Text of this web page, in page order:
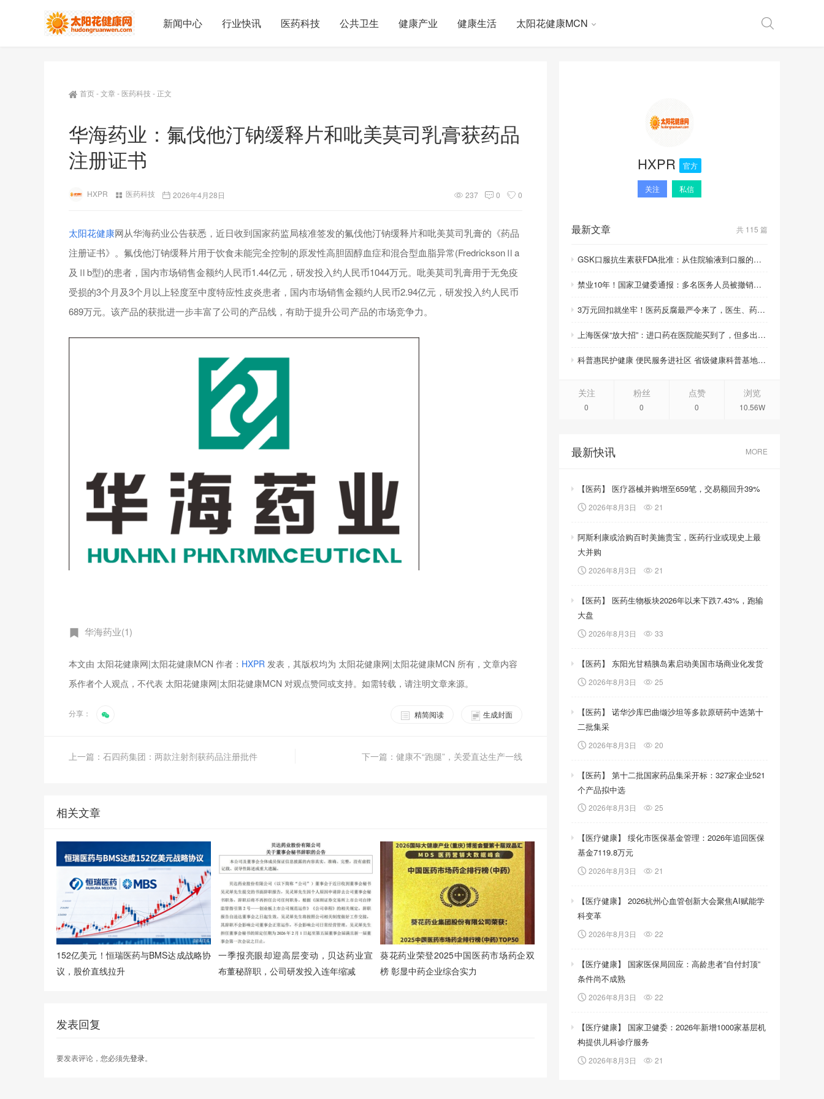
新闻中心 行业快讯 医药科技 公共卫生 健康产业 健康生活 太阳花健康MCN
首页-文章-医药科技 - 正文
华海药业：氟伐他汀钠缓释片和吡美莫司乳膏获药品
注册证书
HXPR 医药科技 2026年4月28日 237 0 0
太阳花健康网从华海药业公告获悉，近日收到国家药监局核准签发的氟伐他汀钠缓释片和吡美莫司乳膏的《药品
注册证书》。氟伐他汀钠缓释片用于饮食未能完全控制的原发性高胆固醇血症和混合型血脂异常(FredricksonⅡa
及Ⅱb型)的患者，国内市场销售金额约人民币1.44亿元，研发投入约人民币1044万元。吡美莫司乳膏用于无免疫
受损的3个月及3个月以上轻度至中度特应性皮炎患者，国内市场销售金额约人民币2.94亿元，研发投入约人民币
689万元。该产品的获批进一步丰富了公司的产品线，有助于提升公司产品的市场竞争力。
华海药业(1)
本文由 太阳花健康网|太阳花健康MCN 作者： HXPR 发表，其版权均为 太阳花健康网|太阳花健康MCN 所有，文章内容
系作者个人观点，不代表 太阳花健康网|太阳花健康MCN 对观点赞同或支持。如需转载，请注明文章来源。
分享： 生成封面
精简阅读
上一篇：石四药集团：两款注射剂获药品注册批件 下一篇：健康不“跑腿”，关爱直达生产一线
相关文章
152亿美元！恒瑞医药与BMS达成战略协
议，股价直线拉升
一季报亮眼却迎高层变动，贝达药业宣
布董秘辞职，公司研发投入连年缩减
葵花药业荣登2025中国医药市场药企双
榜 彰显中药企业综合实力
发表回复
要发表评论，您必须先登录。
HXPR 官方
关注 私信
最新文章 共 115 篇
GSK口服抗生素获FDA批准：从住院输液到口服的里程碑
禁业10年！国家卫健委通报：多名医务人员被撤销职称职务、取消晋升资格
3万元回扣就坐牢！医药反腐最严令来了，医生、药企、医药代表将无一幸免
上海医保“放大招”：进口药在医院能买到了，但多出的钱你得自己掏！
科普惠民护健康 便民服务进社区 省级健康科普基地活动周启幕
关注
0
粉丝
0
点赞
0
浏览
10.56W
最新快讯 MORE
【医药】 医疗器械并购增至659笔，交易额回升39%
2026年8月3日 21
阿斯利康或洽购百时美施贵宝，医药行业或现史上最
大并购
2026年8月3日 21
【医药】 医药生物板块2026年以来下跌7.43%，跑输
大盘
2026年8月3日 33
【医药】 东阳光甘精胰岛素启动美国市场商业化发货
2026年8月3日 25
【医药】 诺华沙库巴曲缬沙坦等多款原研药中选第十
二批集采
2026年8月3日 20
【医药】 第十二批国家药品集采开标：327家企业521
个产品拟中选
2026年8月3日 25
【医疗健康】 绥化市医保基金管理：2026年追回医保
基金7119.8万元
2026年8月3日 21
【医疗健康】 2026杭州心血管创新大会聚焦AI赋能学
科变革
2026年8月3日 22
【医疗健康】 国家医保局回应：高龄患者”自付封顶”
条件尚不成熟
2026年8月3日 22
【医疗健康】 国家卫健委：2026年新增1000家基层机
构提供儿科诊疗服务
2026年8月3日 21